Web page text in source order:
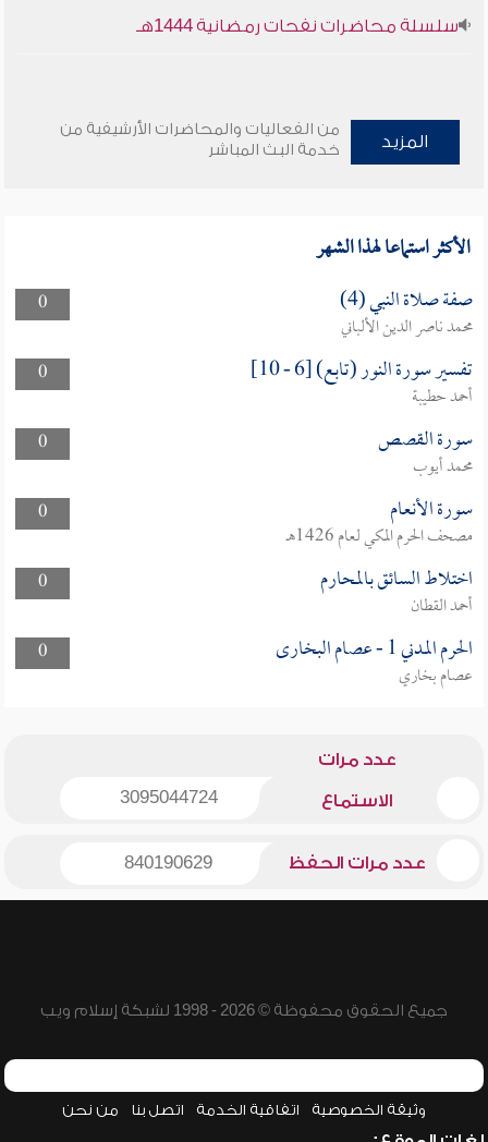
سلسلة محاضرات نفحات رمضانية 1444هـ
المزيد
من الفعاليات والمحاضرات الأرشيفية من
خدمة البث المباشر
الأكثر استماعا لهذا الشهر
0 صفة صلاة النبي (4)
محمد ناصر الدين الألباني
0
تفسير سورة النور (تابع) [6 - 10]
أحمد حطيبة
0
سورة القصص
محمد أيوب
0
سورة الأنعام
مصحف الحرم المكي لعام 1426هـ
0
اختلاط السائق بالمحارم
أحمد القطان
0
الحرم المدني 1 - عصام البخارى
عصام بخاري
عدد مرات
الاستماع 3095044724
عدد مرات الحفظ 840190629
جميع الحقوق محفوظة © 2026 - 1998 لشبكة إسلام ويب
وثيقة الخصوصية اتفاقية الخدمة اتصل بنا من نحن